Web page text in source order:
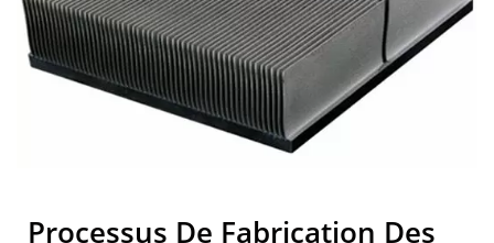
Processus De Fabrication Des